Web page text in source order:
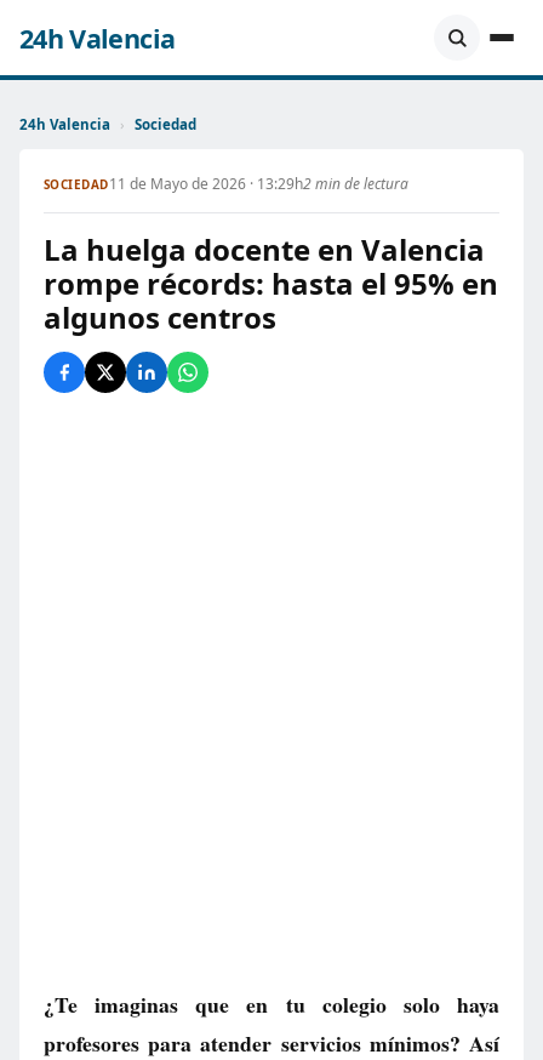
24h Valencia
24h Valencia › Sociedad
SOCIEDAD11 de Mayo de 2026 · 13:29h2 min de lectura
La huelga docente en Valencia
rompe récords: hasta el 95% en
algunos centros
¿Te imaginas que en tu colegio solo haya
profesores para atender servicios mínimos? Así